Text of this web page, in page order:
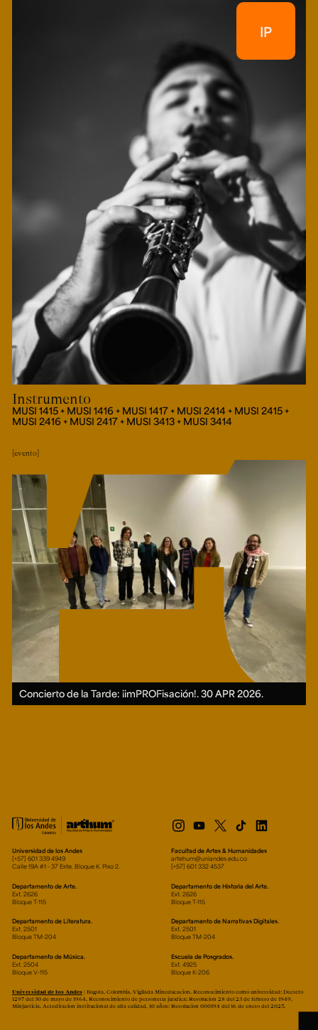
IP
Instrumento
MUSI 1415 + MUSI 1416 + MUSI 1417 + MUSI 2414 + MUSI 2415 +
MUSI 2416 + MUSI 2417 + MUSI 3413 + MUSI 3414
evento
Concierto de la Tarde: ¡imPROFisación!.30 APR 2026.
Universidad de los Andes
[+57] 601 339 4949
Calle 19A #1 - 37 Este. Bloque K. Piso 2.
Facultad de Artes & Humanidades
artehum@uniandes.edu.co
[+57] 601 332 4537
Departamento de Arte.
Ext. 2626
Bloque T-115
Departamento de Historia del Arte.
Ext. 2626
Bloque T-115
Departamento de Literatura.
Ext. 2501
Bloque TM-204
Departamento de Narrativas Digitales.
Ext. 2501
Bloque TM-204
Departamento de Música.
Ext. 2504
Bloque V-115
Escuela de Posgrados.
Ext. 4925
Bloque K-206
Universidad de los Andes| Bogotá, Colombia. Vigilada Mineducación. Reconocimiento como universidad: Decreto
1297 del 30 de mayo de 1964. Reconocimiento de personería jurídica: Resolución 28 del 23 de febrero de 1949,
Minjusticia. Acreditación institucional de alta calidad, 10 años: Resolución 000194 del 16 de enero del 2025.